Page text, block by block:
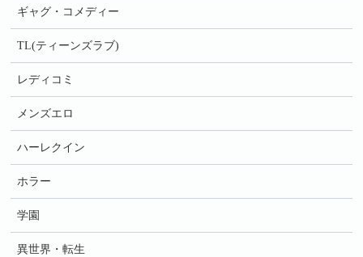
ギャグ・コメディー
TL(ティーンズラブ)
レディコミ
メンズエロ
ハーレクイン
ホラー
学園
異世界・転生